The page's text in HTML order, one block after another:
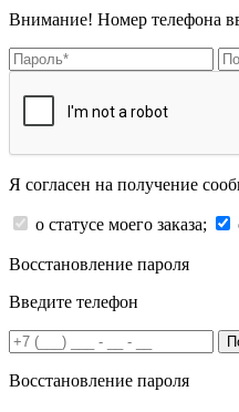
Внимание! Номер телефона
Я согласен на получение
о статусе моего заказа;
Восстановление пароля
Введите телефон
Восстановление пароля